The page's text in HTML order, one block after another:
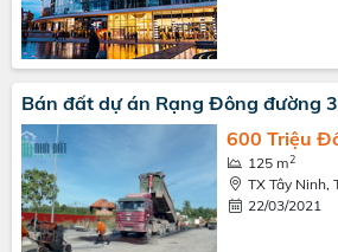
Bán đất dự án Rạng Đông đường
600 Triệu
125 m2
TX Tây Ninh,
22/03/2021